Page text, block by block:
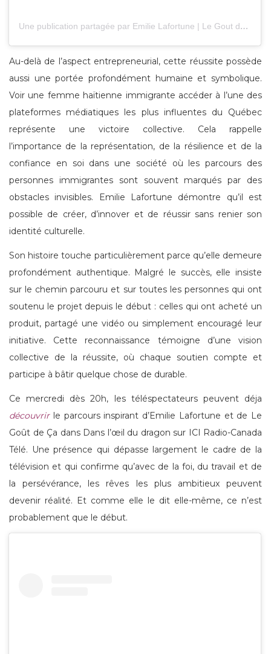
Une publication partagée par Emilie Lafortune | Le Gout de Ca (@emilie_cuizine)
Au-delà de l’aspect entrepreneurial, cette réussite possède
aussi une portée profondément humaine et symbolique.
Voir une femme haïtienne immigrante accéder à l’une des
plateformes médiatiques les plus influentes du Québec
représente une victoire collective. Cela rappelle
l’importance de la représentation, de la résilience et de la
confiance en soi dans une société où les parcours des
personnes immigrantes sont souvent marqués par des
obstacles invisibles. Emilie Lafortune démontre qu’il est
possible de créer, d’innover et de réussir sans renier son
identité culturelle.
Son histoire touche particulièrement parce qu’elle demeure
profondément authentique. Malgré le succès, elle insiste
sur le chemin parcouru et sur toutes les personnes qui ont
soutenu le projet depuis le début : celles qui ont acheté un
produit, partagé une vidéo ou simplement encouragé leur
initiative. Cette reconnaissance témoigne d’une vision
collective de la réussite, où chaque soutien compte et
participe à bâtir quelque chose de durable.
Ce mercredi dès 20h, les téléspectateurs peuvent déja
découvrirle parcours inspirant d’Emilie Lafortune et de Le
Goût de Ça dans Dans l’œil du dragon sur ICI Radio-Canada
Télé. Une présence qui dépasse largement le cadre de la
télévision et qui confirme qu’avec de la foi, du travail et de
la persévérance, les rêves les plus ambitieux peuvent
devenir réalité. Et comme elle le dit elle-même, ce n’est
probablement que le début.